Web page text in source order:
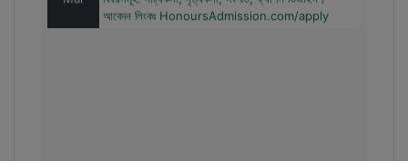
আবেদন লিংকঃ HonoursAdmission.com/apply